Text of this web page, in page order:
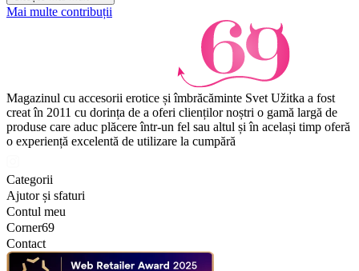
Mai multe contribuții
Magazinul cu accesorii erotice și îmbrăcăminte Svet Užitka a fost
creat în 2011 cu dorința de a oferi clienților noștri o gamă largă de
produse care aduc plăcere într-un fel sau altul și în același timp oferă
o experiență excelentă de utilizare la cumpără
Categorii
Ajutor și sfaturi
Contul meu
Corner69
Contact